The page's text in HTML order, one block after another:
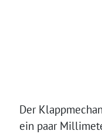
Der
ein paar